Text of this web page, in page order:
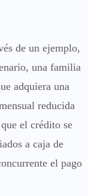
de un ejemplo,
una familia
adquiera una
reducida
el crédito se
a caja de
el pago